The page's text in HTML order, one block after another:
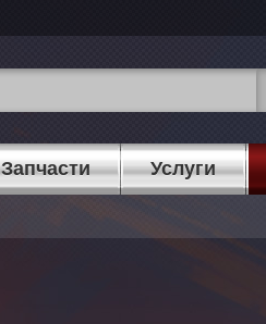
Запчасти Услуги